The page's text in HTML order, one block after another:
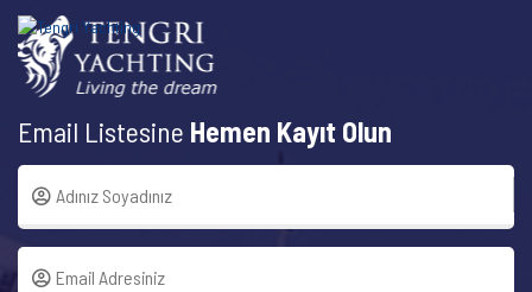
Email Listesine Hemen Kayıt Olun